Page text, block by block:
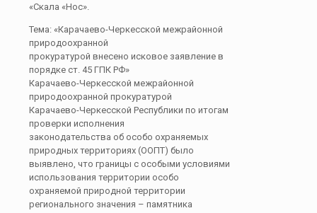
«Скала «Нос».
Тема: «Карачаево-Черкесской межрайонной
природоохранной
прокуратурой внесено исковое заявление в
порядке ст. 45 ГПК РФ»
Карачаево-Черкесской межрайонной
природоохранной прокуратурой
Карачаево-Черкесской Республики по итогам
проверки исполнения
законодательства об особо охраняемых
природных территориях (ООПТ) было
выявлено, что границы с особыми условиями
использования территории особо
охраняемой природной территории
регионального значения – памятника